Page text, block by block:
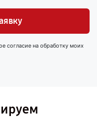
согласие на обработку моих